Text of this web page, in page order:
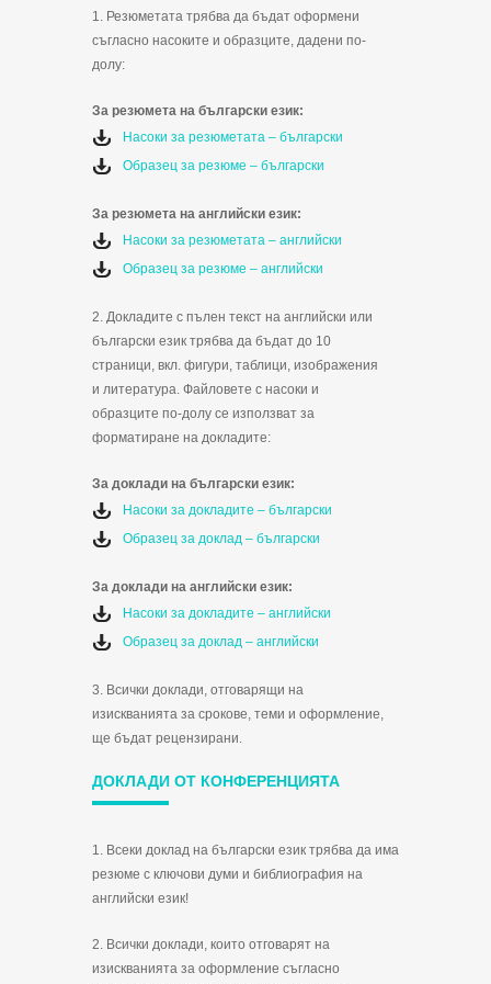
1. Резюметата трябва да бъдат оформени
съгласно насоките и образците, дадени по-
долу:
За резюмета на български език:
Насоки за резюметата – български
Образец за резюме – български
За резюмета на английски език:
Насоки за резюметата – английски
Образец за резюме – английски
2. Докладите с пълен текст на английски или
български език трябва да бъдат до 10
страници, вкл. фигури, таблици, изображения
и литература. Файловете с насоки и
образците по-долу се използват за
форматиране на докладите:
За доклади на български език:
Насоки за докладите – български
Образец за доклад – български
За доклади на английски език:
Насоки за докладите – английски
Образец за доклад – английски
3. Всички доклади, отговарящи на
изискванията за срокове, теми и оформление,
ще бъдат рецензирани.
ДОКЛАДИ ОТ КОНФЕРЕНЦИЯТА
1. Всеки доклад на български език трябва да има
резюме с ключови думи и библиография на
английски език!
2. Всички доклади, които отговарят на
изискванията за оформление съгласно